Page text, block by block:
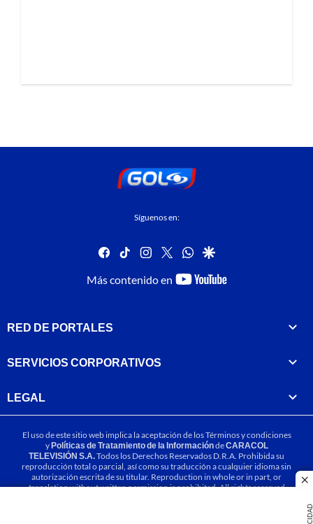
Síguenos en:
facebook
tiktok instagram
twitterwhatsapp
google
Más contenido en
youtube-
RED DE PORTALES
SERVICIOS CORPORATIVOS
LEGAL
El uso de este sitio web implica la aceptación de losTérminos y condiciones
yPolíticas de Tratamiento de la InformacióndeCARACOL
TELEVISIÓN S.A.Todos los Derechos Reservados D.R.A. Prohibida su
reproducción total o parcial, así como su traducción a cualquier idioma sin
autorización escrita de su titular. Reproduction in whole or in part, or
translation without written permission is prohibited. All rights reserved